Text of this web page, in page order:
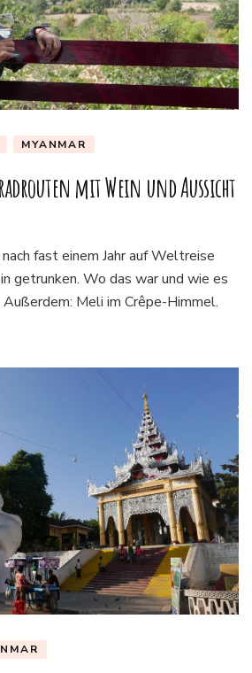
MYANMAR
mit Wein und Aussicht
fast einem Jahr auf Weltreise
getrunken. Wo das war und wie es
Meli im Crêpe-Himmel.